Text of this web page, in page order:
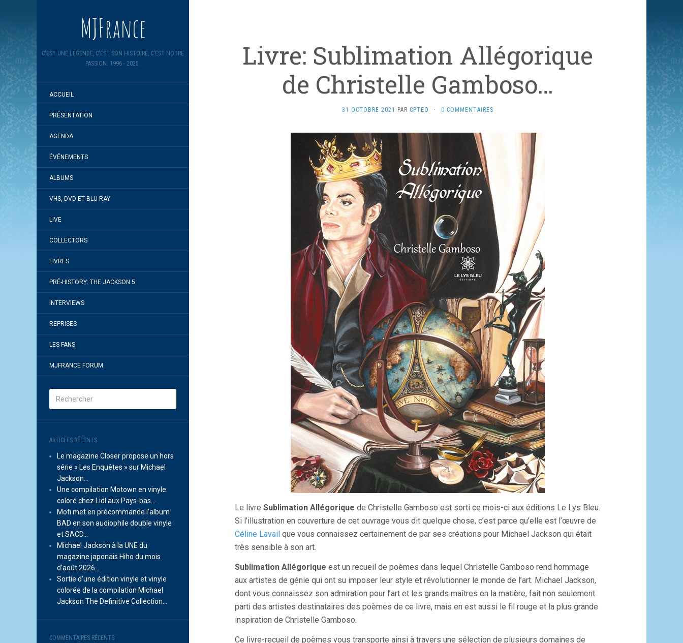
MJFrance
C'EST UNE LÉGENDE, C'EST SON HISTOIRE, C'EST NOTRE
PASSION. 1996 - 2025.
ACCUEIL
PRÉSENTATION
AGENDA
ÉVÉNEMENTS
ALBUMS
VHS, DVD ET BLU-RAY
LIVE
COLLECTORS
LIVRES
PRÉ-HISTORY: THE JACKSON 5
INTERVIEWS
REPRISES
LES FANS
MJFRANCE FORUM
ARTICLES RÉCENTS
Le magazine Closer propose un hors
série « Les Enquêtes » sur Michael
Jackson…
Une compilation Motown en vinyle
coloré chez Lidl aux Pays-bas…
Mofi met en précommande l’album
BAD en son audiophile double vinyle
et SACD…
Michael Jackson à la UNE du
magazine japonais Hiho du mois
d’août 2026…
Sortie d’une édition vinyle et vinyle
colorée de la compilation Michael
Jackson The Definitive Collection…
COMMENTAIRES RÉCENTS
Livre: Sublimation Allégorique
de Christelle Gamboso…
31 OCTOBRE 2021 PAR CPTEO · 0 COMMENTAIRES
Le livre Sublimation Allégorique de Christelle Gamboso est sorti ce mois-ci aux éditions Le Lys Bleu.
Si l’illustration en couverture de cet ouvrage vous dit quelque chose, c’est parce qu’elle est l’œuvre de
Céline Lavail que vous connaissez certainement de par ses créations pour Michael Jackson qui était
très sensible à son art.
Sublimation Allégorique est un recueil de poèmes dans lequel Christelle Gamboso rend hommage
aux artistes de génie qui ont su imposer leur style et révolutionner le monde de l’art. Michael Jackson,
dont vous connaissez son admiration pour l’art et les grands maîtres en la matière, fait non seulement
parti des artistes destinataires des poèmes de ce livre, mais en est aussi le fil rouge et la plus grande
inspiration de Christelle Gamboso.
Ce livre-recueil de poèmes vous transporte ainsi à travers une sélection de plusieurs domaines de